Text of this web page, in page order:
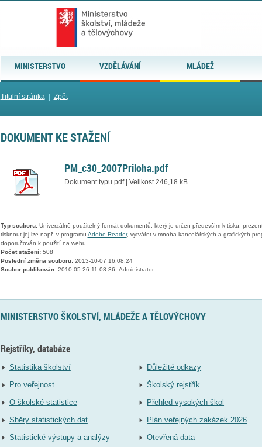
MINISTERSTVO VZDĚLÁVÁNÍ MLÁDEŽ
Titulní stránka| Zpět
DOKUMENT KE STAŽENÍ
PM_c30_2007Priloha.pdf
Dokument typu pdf | Velikost 246,18 kB
Typ souboru:Univerzálně použitelný formát dokumentů, který je určen především k tisku,
tisknout jej lze např. v programu Adobe Reader, vytvářet v mnoha kancelářských a grafických
doporučován k použití na webu.
Počet stažení:508
Poslední změna souboru:2013-10-07 16:08:24
Soubor publikován:2010-05-26 11:08:36, Administrator
MINISTERSTVO ŠKOLSTVÍ, MLÁDEŽE A TĚLOVÝCHOVY
Rejstříky, databáze
Statistika školství
Pro veřejnost
O školské statistice
Sběry statistických dat
Statistické výstupy a analýzy
Důležité odkazy
Školský rejstřík
Přehled vysokých škol
Plán veřejných zakázek 2026
Otevřená data